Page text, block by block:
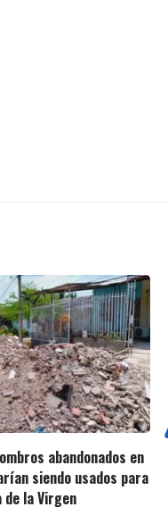
abandonados en
siendo usados para
la Virgen